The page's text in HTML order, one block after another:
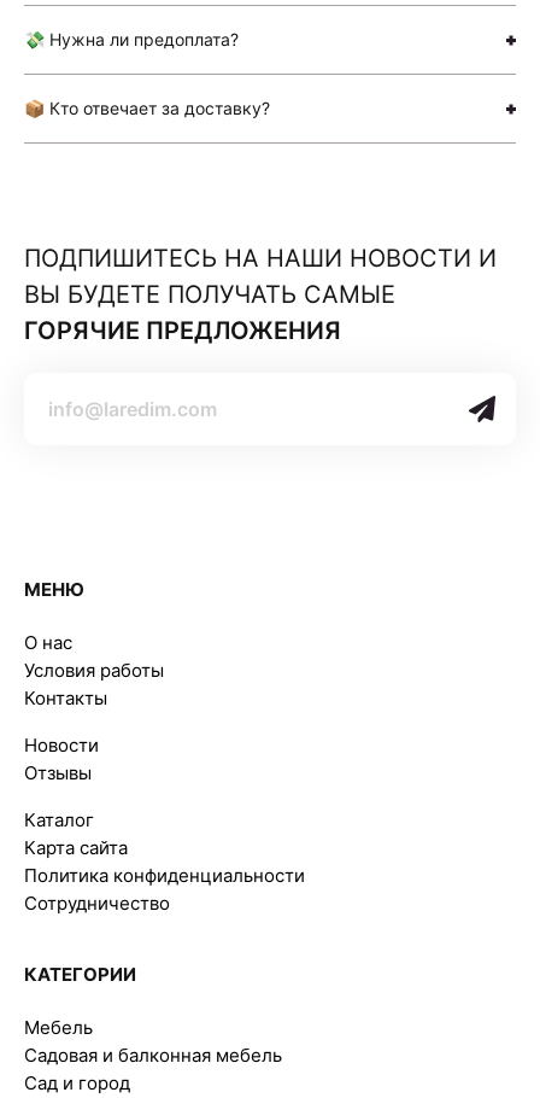
💸 Нужна ли предоплата?
📦 Кто отвечает за доставку?
ПОДПИШИТЕСЬ НА НАШИ НОВОСТИ И
ВЫ БУДЕТЕ ПОЛУЧАТЬ САМЫЕ
ГОРЯЧИЕ ПРЕДЛОЖЕНИЯ
МЕНЮ
О нас
Условия работы
Контакты
Новости
Отзывы
Каталог
Карта сайта
Политика конфиденциальности
Сотрудничество
КАТЕГОРИИ
Мебель
Садовая и балконная мебель
Сад и город